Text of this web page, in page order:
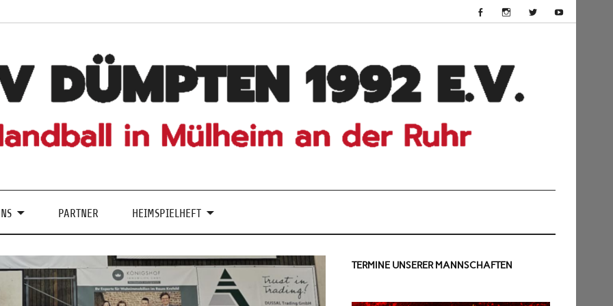
PARTNER HEIMSPIELHEFT
TERMINE UNSERER MANNSCHAFTEN